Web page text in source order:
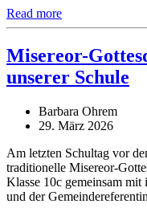
Read more
Misereor-
unserer Schule
Barbara Ohrem
29. März 2026
Am letzten Schultag vor
traditionelle Misereor-
Klasse 10c gemeinsam
und der